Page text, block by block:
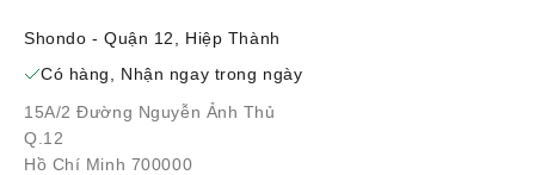
Shondo - Quận 12, Hiệp Thành
Có hàng, Nhận ngay trong ngày
15A/2 Đường Nguyễn Ảnh Thủ
Q.12
Hồ Chí Minh 700000